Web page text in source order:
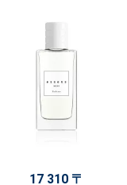
17 310 〒